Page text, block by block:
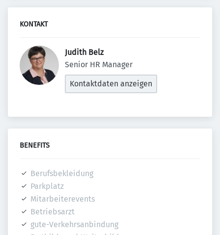
KONTAKT
Judith Belz
Senior HR Manager
Kontaktdaten anzeigen
BENEFITS
Berufsbekleidung
Parkplatz
Mitarbeiterevents
Betriebsarzt
gute-Verkehrsanbindung